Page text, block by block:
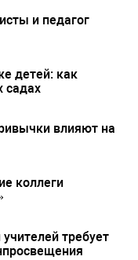
и педагог
детей: как
садах
влияют на
коллеги
требует